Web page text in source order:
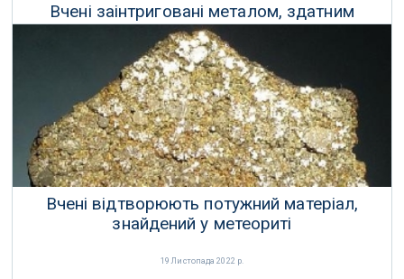
Вчені заінтриговані металом, здатним
відновлювати себе після пошкоджень
22 Липня 2023 р.
Вчені відтворюють потужний матеріал,
знайдений у метеориті
19 Листопада 2022 р.